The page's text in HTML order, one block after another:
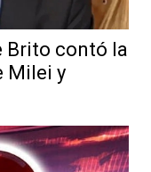
Brito contó la
Milei y